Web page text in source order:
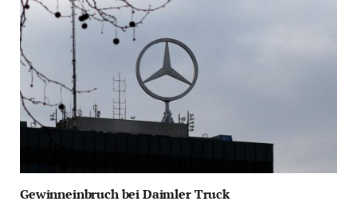
Gewinneinbruch bei Daimler Truck